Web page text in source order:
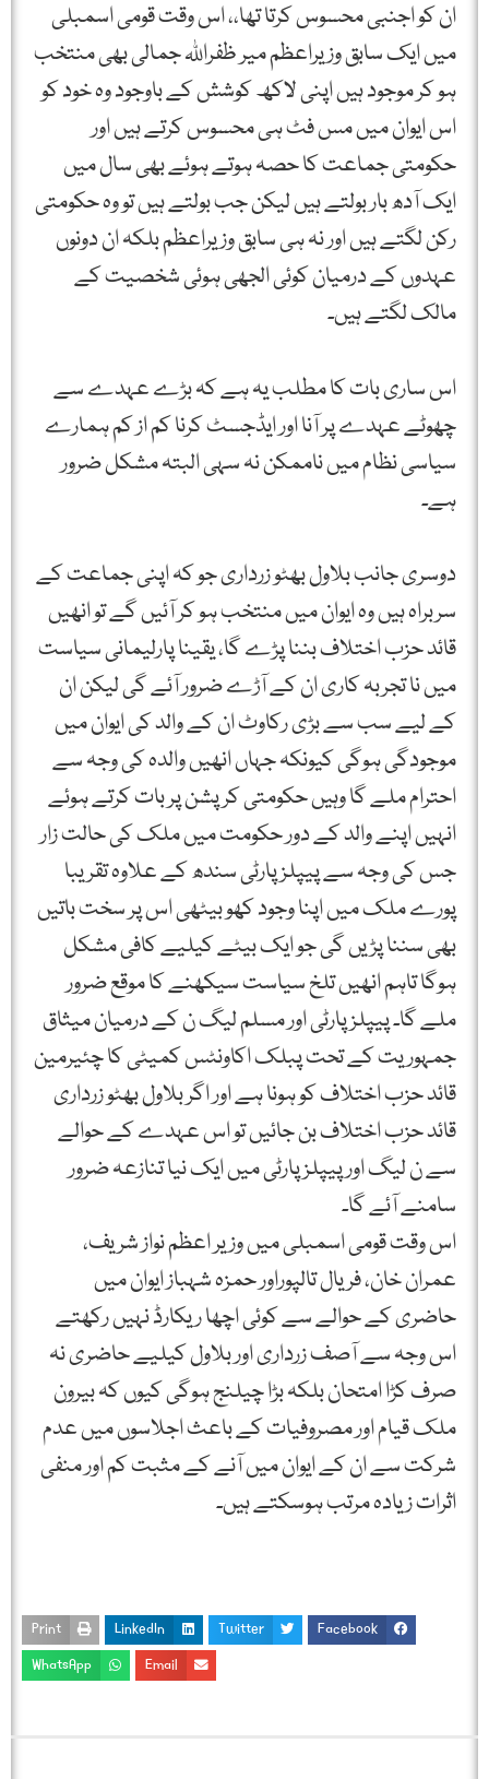
ان کو اجنبی محسوس کرتا تھا،، اس وقت قومی اسمبلی
میں ایک سابق وزیراعظم میر ظفراللہ جمالی بھی منتخب
ہو کر موجود ہیں اپنی لاکھ کوشش کے باوجود وہ خود کو
اس ایوان میں مس فٹ ہی محسوس کرتے ہیں اور
حکومتی جماعت کا حصہ ہوتے ہوئے بھی سال میں
ایک آدھ بار بولتے ہیں لیکن جب بولتے ہیں تو وہ حکومتی
رکن لگتے ہیں اور نہ ہی سابق وزیراعظم بلکہ ان دونوں
عہدوں کے درمیان کوئی الجھی ہوئی شخصیت کے
مالک لگتے ہیں۔
اس ساری بات کا مطلب یہ ہے کہ بڑے عہدے سے
چھوٹے عہدے پر آنا اور ایڈجسٹ کرنا کم از کم ہمارے
سیاسی نظام میں ناممکن نہ سہی البتہ مشکل ضرور
ہے۔
دوسری جانب بلاول بھٹو زرداری جو کہ اپنی جماعت کے
سربراہ ہیں وہ ایوان میں منتخب ہو کر آئیں گے تو انھیں
قائد حزب اختلاف بننا پڑے گا، یقینا پارلیمانی سیاست
میں نا تجربہ کاری ان کے آڑے ضرور آئے گی لیکن ان
کے لیے سب سے بڑی رکاوٹ ان کے والد کی ایوان میں
موجودگی ہوگی کیونکہ جہاں انھیں والدہ کی وجہ سے
احترام ملے گا وہیں حکومتی کرپشن پر بات کرتے ہوئے
انہیں اپنے والد کے دور حکومت میں ملک کی حالت زار
جس کی وجہ سے پیپلز پارٹی سندھ کے علاوہ تقریبا
پورے ملک میں اپنا وجود کھو بیٹھی اس پر سخت باتیں
بھی سننا پڑیں گی جو ایک بیٹے کیلیے کافی مشکل
ہوگا تاہم انھیں تلخ سیاست سیکھنے کا موقع ضرور
ملے گا۔ پیپلز پارٹی اور مسلم لیگ ن کے درمیان میثاق
جمہوریت کے تحت پبلک اکاونٹس کمیٹی کا چئیرمین
قائد حزب اختلاف کو ہونا ہے اور اگر بلاول بھٹو زرداری
قائد حزب اختلاف بن جائیں تو اس عہدے کے حوالے
سے ن لیگ اور پیپلز پارٹی میں ایک نیا تنازعہ ضرور
سامنے آئے گا۔
اس وقت قومی اسمبلی میں وزیر اعظم نواز شریف،
عمران خان، فریال تالپوراور حمزہ شہباز ایوان میں
حاضری کے حوالے سے کوئی اچھا ریکارڈ نہیں رکھتے
اس وجہ سے آصف زرداری اور بلاول کیلیے حاضری نہ
صرف کڑا امتحان بلکہ بڑا چیلنج ہوگی کیوں کہ بیرون
ملک قیام اور مصروفیات کے باعث اجلاسوں میں عدم
شرکت سے ان کے ایوان میں آنے کے مثبت کم اور منفی
اثرات زیادہ مرتب ہوسکتے ہیں۔
Facebook
Twitter
LinkedIn
Print
Email
WhatsApp